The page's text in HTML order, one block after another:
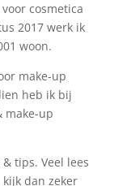
cosmetica
2017 werk ik
woon.
make-up
heb ik bij
make-up
tips. Veel lees
dan zeker